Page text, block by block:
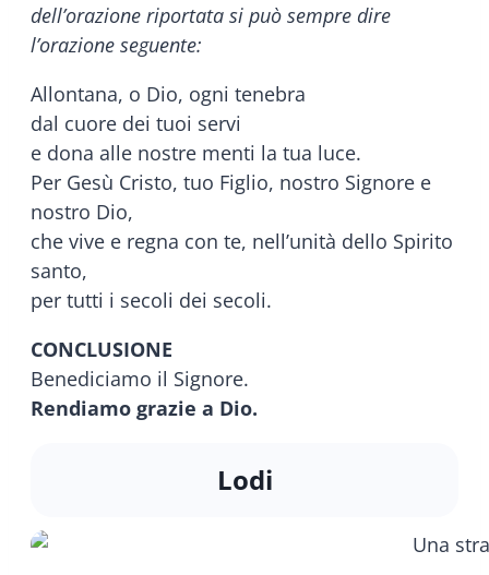
dell’orazione riportata si può sempre dire
l’orazione seguente:
Allontana, o Dio, ogni tenebra
dal cuore dei tuoi servi
e dona alle nostre menti la tua luce.
Per Gesù Cristo, tuo Figlio, nostro Signore e
nostro Dio,
che vive e regna con te, nell’unità dello Spirito
santo,
per tutti i secoli dei secoli.
CONCLUSIONE
Benediciamo il Signore.
Rendiamo grazie a Dio.
Lodi